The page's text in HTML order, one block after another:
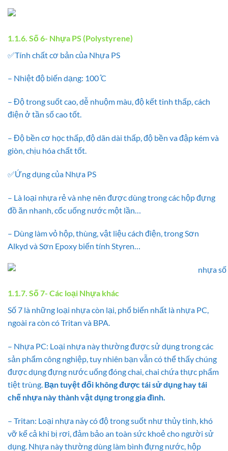
1.1.6. Số 6- Nhựa PS (Polystyrene)
✅Tính chất cơ bản của Nhựa PS
– Nhiệt độ biến dạng: 100 ̊C
– Độ trong suốt cao, dễ nhuộm màu, độ kết tinh thấp, cách
điện ở tần số cao tốt.
– Độ bền cơ học thấp, độ dãn dài thấp, độ bền va đập kém và
giòn, chịu hóa chất tốt.
✅Ứng dụng của Nhựa PS
– Là loại nhựa rẻ và nhẹ nên được dùng trong các hộp đựng
đồ ăn nhanh, cốc uống nước một lần…
– Dùng làm vỏ hộp, thùng, vật liệu cách điện, trong Sơn
Alkyd và Sơn Epoxy biến tính Styren…
1.1.7. Số 7- Các loại Nhựa khác
Số 7 là những loại nhựa còn lại, phổ biến nhất là nhựa PC,
ngoài ra còn có Tritan và BPA.
– Nhựa PC: Loại nhựa này thường được sử dụng trong các
sản phẩm công nghiệp, tuy nhiên bạn vẫn có thể thấy chúng
được dụng đựng nước uống đóng chai, chai chứa thực phẩm
tiệt trùng. Bạn tuyệt đối không được tái sử dụng hay tái
chế nhựa này thành vật dụng trong gia đình.
– Tritan: Loại nhựa này có độ trong suốt như thủy tinh, khó
vỡ kể cả khi bị rơi, đảm bảo an toàn sức khoẻ cho người sử
dụng. Nhựa này thường dùng làm bình đựng nước, hộp